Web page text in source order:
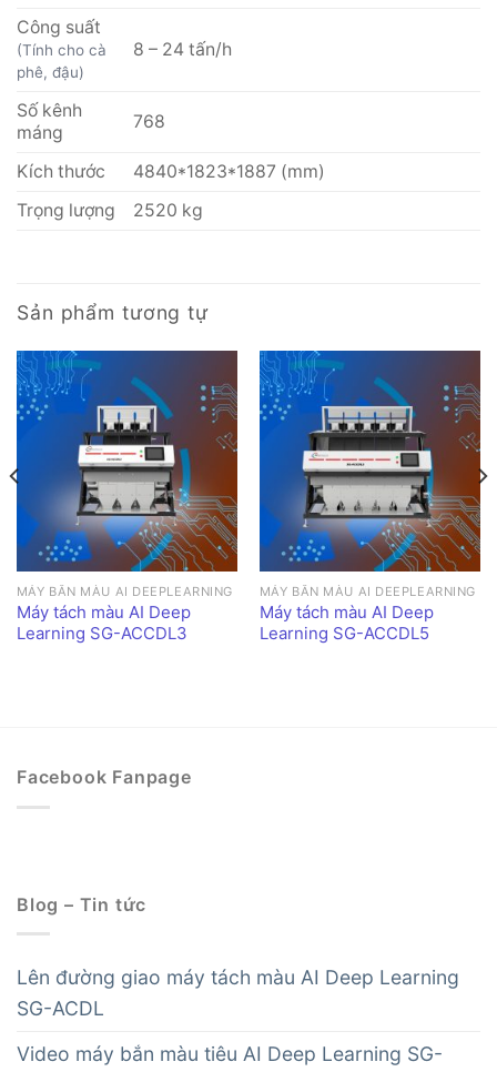
Công suất
(Tính cho cà
phê, đậu)
8 – 24 tấn/h
Số kênh
máng
768
Kích thước
4840*1823*1887 (mm)
Trọng lượng
2520 kg
Sản phẩm tương tự
MÁY BẮN MÀU AI DEEPLEARNING
Máy tách màu AI Deep
Learning SG-ACCDL3
MÁY BẮN MÀU AI DEEPLEARNING
Máy tách màu AI Deep
Learning SG-ACCDL5
Facebook Fanpage
Blog – Tin tức
Lên đường giao máy tách màu AI Deep Learning
SG-ACDL
Video máy bắn màu tiêu AI Deep Learning SG-